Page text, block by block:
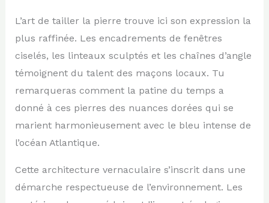
L’art de tailler la pierre trouve ici son expression la
plus raffinée. Les encadrements de fenêtres
ciselés, les linteaux sculptés et les chaînes d’angle
témoignent du talent des maçons locaux. Tu
remarqueras comment la patine du temps a
donné à ces pierres des nuances dorées qui se
marient harmonieusement avec le bleu intense de
l’océan Atlantique.
Cette architecture vernaculaire s’inscrit dans une
démarche respectueuse de l’environnement. Les